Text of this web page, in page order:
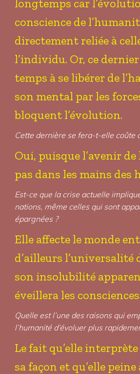
longtemps car
conscience de
directement reliée à
l’individu. Or, ce
temps à se libérer de
son mental par les
bloquent l’évolution.
Cette dernière se fera-t-elle coûte
Oui, puisque l’avenir de
pas dans les mains des
Est-ce que la crise actuelle
nations, même celles qui sont
épargnées ?
Elle affecte le monde
d’ailleurs l’universalité
son insolubilité
éveillera les
Quelle est l’une des raisons qui
l’humanité d’évoluer plus
Le fait qu’elle
sa façon et qu’elle